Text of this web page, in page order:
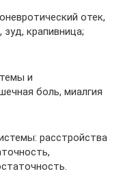
отек,
крапивница;
и
боль, миалгия
расстройства